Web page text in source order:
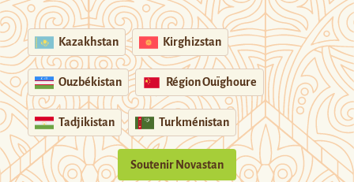
Kazakhstan Kirghizstan
Ouzbékistan Région Ouïghoure
Tadjikistan Turkménistan
Soutenir Novastan